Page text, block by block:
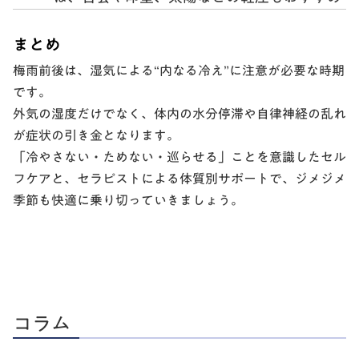
まとめ
梅雨前後は、湿気による“内なる冷え”に注意が必要な時期
です。
外気の湿度だけでなく、 体内の水分停滞や自律神経の乱れ
が症状の引き金となります。
「冷やさない・ためない・巡らせる」ことを意識したセル
フケアと、セラピストによる体質別サポートで、ジメジメ
季節も快適に乗り切っていきましょう。
コラム